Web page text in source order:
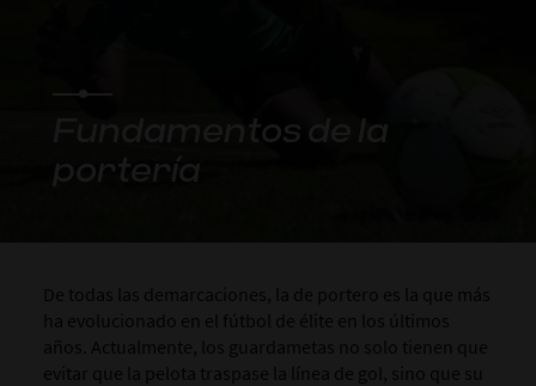
Fundamentos de la
portería
De todas las demarcaciones, la de portero es la que más
ha evolucionado en el fútbol de élite en los últimos
años. Actualmente, los guardametas no solo tienen que
evitar que la pelota traspase la línea de gol, sino que su